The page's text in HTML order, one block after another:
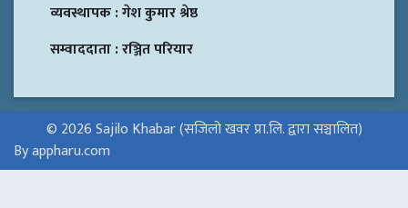
व्यवस्थापक :गेश कुमार श्रेष्ठ
सम्वाददाता :रञ्जित परियार
© 2026 Sajilo Khabar (सजिलो खवर प्रा.लि. द्वारा सञ्चालित)
By appharu.com